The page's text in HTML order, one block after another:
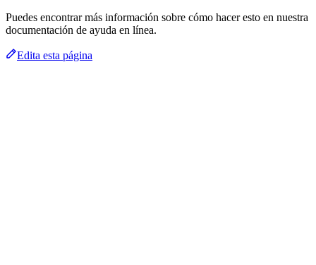
Puedes encontrar más información sobre cómo hacer esto en nuestra
documentación de ayuda en línea.
Edita esta página